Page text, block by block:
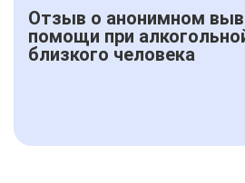
Отзыв о анонимном
помощи при
близкого человека